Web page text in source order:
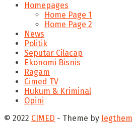
Homepages
Home Page 1
Home Page 2
News
Politik
Seputar Cilacap
Ekonomi Bisnis
Ragam
Cimed TV
Hukum & Kriminal
Opini
© 2022 CIMED - Theme by